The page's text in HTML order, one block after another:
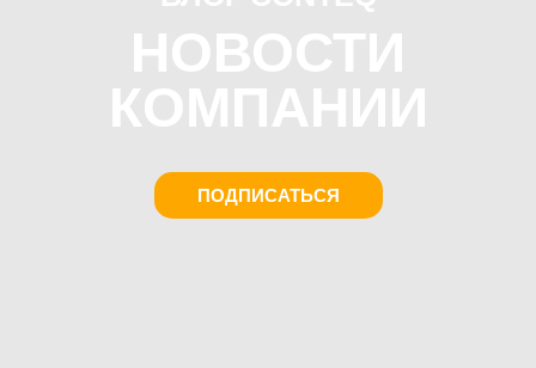
НОВОСТИ
КОМПАНИИ
ПОДПИСАТЬСЯ